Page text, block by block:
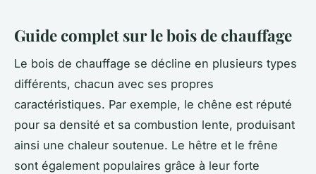
Guide complet sur le bois de chauffage
Le bois de chauffage se décline en plusieurs types
différents, chacun avec ses propres
caractéristiques. Par exemple, le chêne est réputé
pour sa densité et sa combustion lente, produisant
ainsi une chaleur soutenue. Le hêtre et le frêne
sont également populaires grâce à leur forte